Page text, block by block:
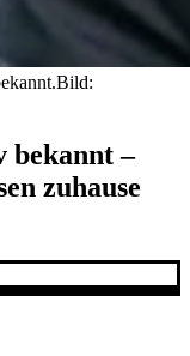
Bild:
bekannt –
zuhause